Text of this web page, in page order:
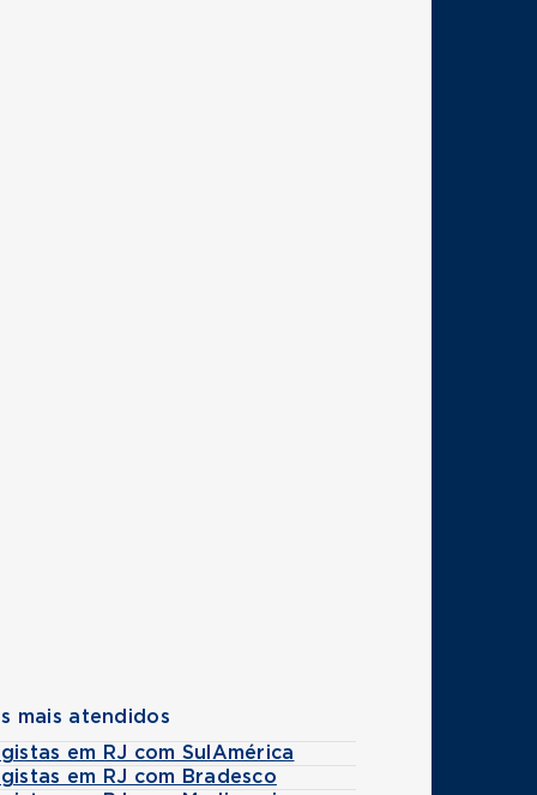
mais atendidos
em RJ com SulAmérica
em RJ com Bradesco